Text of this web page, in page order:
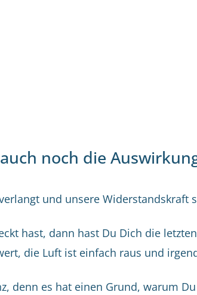
noch die
und unsere Widerstandskraft
hast, dann hast Du Dich die
die Luft ist einfach raus und
denn es hat einen Grund, warum